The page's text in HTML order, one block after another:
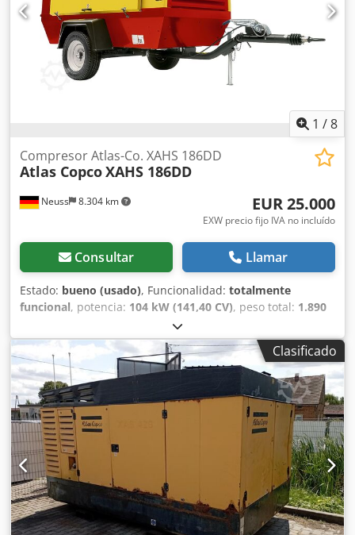
1 /8
Neuss 8.304 km
Compresor Atlas-Co. XAHS 186DD
Atlas CopcoXAHS 186DD
EUR 25.000
EXW precio fijo IVA no incluído
Consultar Llamar
Estado: bueno (usado), Funcionalidad: totalmente
funcional, potencia: 104 kW (141,40 CV), peso total: 1.890
diésel
fabricación:2016, horas de funcionamiento:3.735 h,
presión de funcionamiento:12 bar, número de
máquina/vehículo:APP402997, - Válvula antirretorno
instalada - Cuerpo con recubrimiento de polvo -
Dispositivo de remolque regulable en altura con anilla de
remolque DIN para camiones o acoplamiento para
vehículos pesados - Freno de inercia y de estacionamiento
con función de marcha atrás automática Más información
en la ficha técnica adjunta. Cjdpfju A Tq Hjx Ai Ierf
Clasificado